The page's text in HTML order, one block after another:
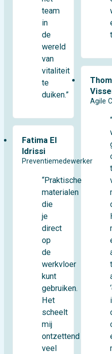
team
in
de
wereld
van
vitaliteit
te
duiken.”
Fatima El
Idrissi
Preventiemedewerker
“Praktische
materialen
die
je
direct
op
de
werkvloer
kunt
gebruiken.
Het
scheelt
mij
ontzettend
veel
Agile